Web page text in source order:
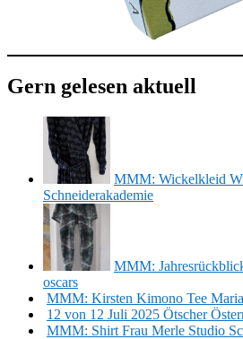
Gern gelesen aktuell
MMM: Wickelkleid
Schneiderakademie
MMM:
oscars
MMM: Kirsten Kimono Tee
12 von 12 Juli 2025 Ötscher
MMM: Shirt Frau Merle Studio